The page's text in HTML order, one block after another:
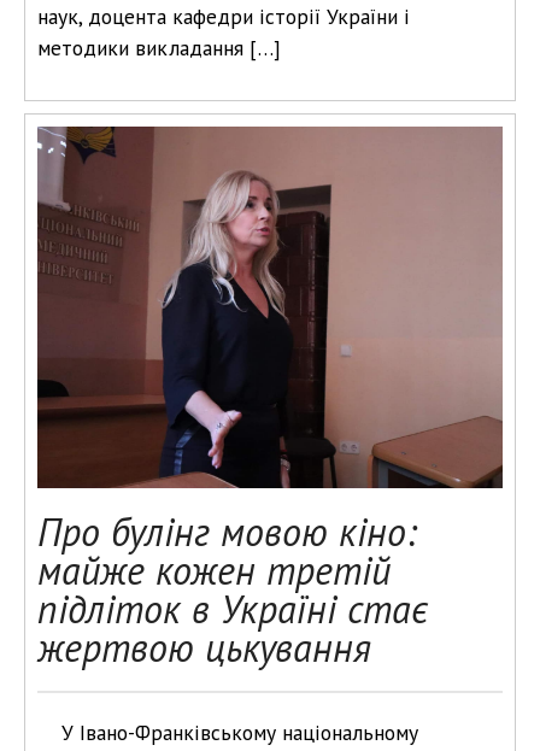
наук, доцента кафедри історії України і
методики викладання […]
Про булінг мовою кіно:
майже кожен третій
підліток в Україні стає
жертвою цькування
У Івано-Франківському національному